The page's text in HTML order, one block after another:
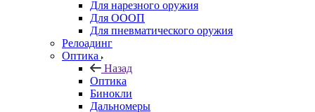
Для нарезного оружия
Для ОООП
Для пневматического оружия
Релоадинг
Оптика
Назад
Оптика
Бинокли
Дальномеры